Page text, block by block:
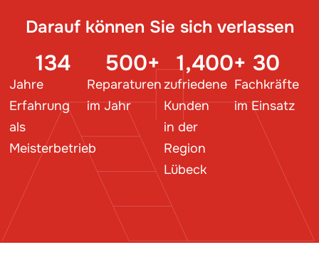
Darauf können Sie sich verlassen
Jahre
Erfahrung
als
Meisterbetrieb
134
Reparaturen
im Jahr
500+
zufriedene
Kunden
in der
Region
Lübeck
1,400+
Fachkräfte
im Einsatz
30